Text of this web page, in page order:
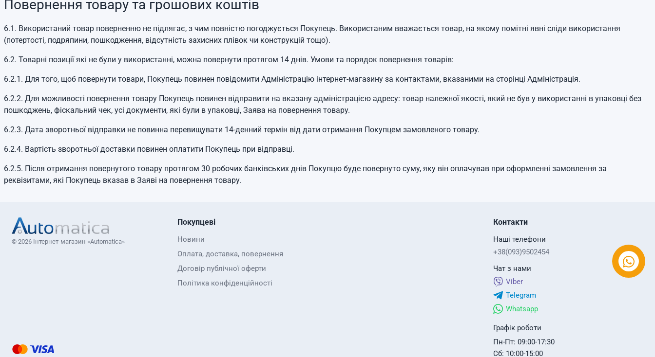
Повернення товару та грошових коштів
6.1. Використаний товар поверненню не підлягає, з чим повністю погоджується Покупець. Використаним вважається товар, на якому помітні явні сліди використання
(потертості, подряпини, пошкодження, відсутність захисних плівок чи конструкцій тощо).
6.2. Товарні позиції які не були у використанні, можна повернути протягом 14 днів. Умови та порядок повернення товарів:
6.2.1. Для того, щоб повернути товари, Покупець повинен повідомити Адміністрацію інтернет-магазину за контактами, вказаними на сторінці Адміністрація.
6.2.2. Для можливості повернення товару Покупець повинен відправити на вказану адміністрацією адресу: товар належної якості, який не був у використанні в упаковці без
пошкоджень, фіскальний чек, усі документи, які були в упаковці, Заява на повернення товару.
6.2.3. Дата зворотньої відправки не повинна перевищувати 14-денний термін від дати отримання Покупцем замовленого товару.
6.2.4. Вартість зворотньої доставки повинен оплатити Покупець при відправці.
6.2.5. Після отримання повернутого товару протягом 30 робочих банківських днів Покупцю буде повернуто суму, яку він оплачував при оформленні замовлення за
реквізитами, які Покупець вказав в Заяві на повернення товару.
Покупцеві
Новини
Оплата, доставка, повернення
Договір публічної оферти
Політика конфіденційності
Контакти
Наші телефони
+38(093)9502454
Чат з нами
Viber
Telegram
Whatsapp
Графік роботи
Пн-Пт: 09:00-17:30
Сб: 10:00-15:00
© 2026 Інтернет-магазин «Automatica»